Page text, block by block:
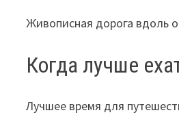
Живописная дорога вдоль
Когда лучше
Лучшее время для